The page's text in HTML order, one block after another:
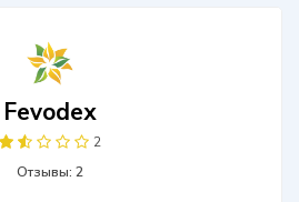
Fevodex
2
Отзывы: 2